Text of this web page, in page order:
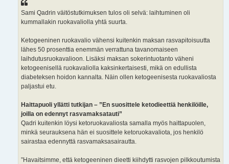
Sami Qadrin väitöstutkimuksen tulos oli selvä: laihtuminen oli
kummallakin ruokavaliolla yhtä suurta.
Ketogeeninen ruokavalio vähensi kuitenkin maksan rasvapitoisuutta
lähes 50 prosenttia enemmän verrattuna tavanomaiseen
laihdutusruokavalioon. Lisäksi maksan sokerintuotanto väheni
ketogeenisellä ruokavaliolla kaksinkertaisesti, mikä on edullista
diabeteksen hoidon kannalta. Näin ollen ketogeenisesta ruokavaliosta
paljastui etu.
Haittapuoli yllätti tutkijan – ”En suosittele ketodieettiä henkilöille,
joilla on edennyt rasvamaksatauti”
Qadri kuitenkin löysi ketoruokavaliosta samalla myös haittapuolen,
minkä seurauksena hän ei suosittele ketoruokavaliota, jos henkilö
sairastaa edennyttä rasvamaksasairautta.
”Havaitsimme, että ketogeeninen dieetti kiihdytti rasvojen pilkkoutumista